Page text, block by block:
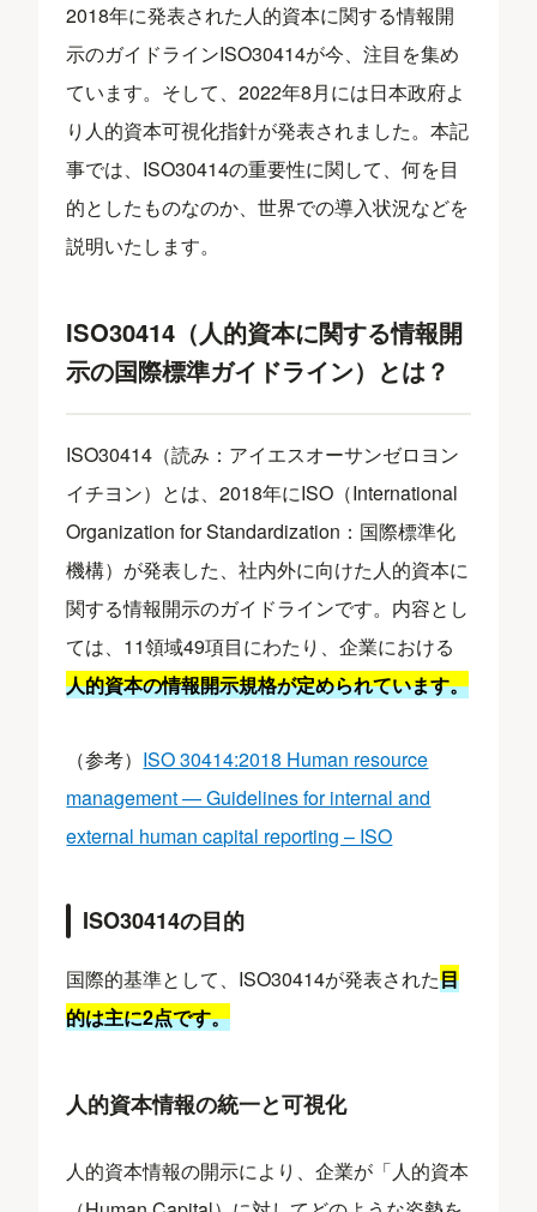
2018年に発表された人的資本に関する情報開
示のガイドラインISO30414が今、注目を集め
ています。そして、2022年8月には日本政府よ
り人的資本可視化指針が発表されました。本記
事では、ISO30414の重要性に関して、何を目
的としたものなのか、世界での導入状況などを
説明いたします。
ISO30414（人的資本に関する情報開
示の国際標準ガイドライン）とは？
ISO30414（読み：アイエスオーサンゼロヨン
イチヨン）とは、2018年にISO（International
Organization for Standardization：国際標準化
機構）が発表した、社内外に向けた人的資本に
関する情報開示のガイドラインです。内容とし
ては、11領域49項目にわたり、企業における
人的資本の情報開示規格が定められています。
（参考） ISO 30414:2018 Human resource
management — Guidelines for internal and
external human capital reporting – ISO
ISO30414の目的
国際的基準として、ISO30414が発表された目
的は主に2点です。
人的資本情報の統一と可視化
人的資本情報の開示により、企業が「人的資本